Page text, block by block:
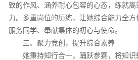
致的作风、涵养耐心包容的心态，练就
力。多重岗位的历练，让她综合能力全
服务同学、奉献集体的初心与使命。
三、聚力竞创，提升综合素养
她秉持知行合一，踊跃参赛，将知